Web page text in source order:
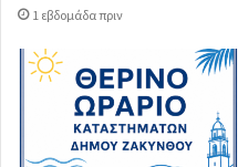
1 εβδομάδα πριν